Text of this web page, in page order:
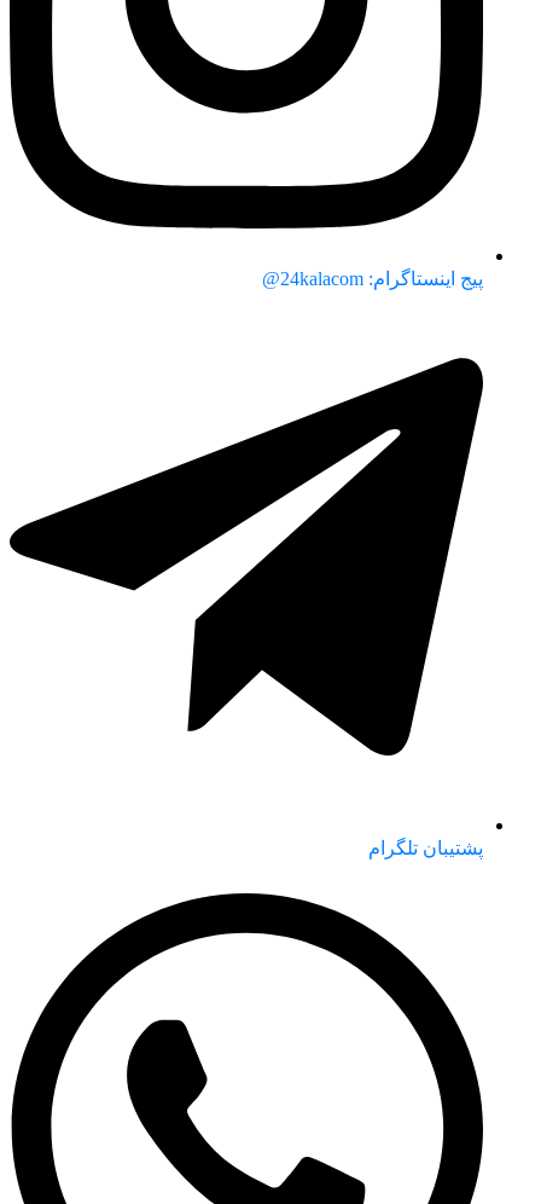
پیج اینستاگرام: 24kalacom@
پشتیبان تلگرام